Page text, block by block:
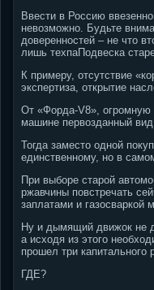
Ввести в Россию
невозможно. Будьте
доверенностей – не что
лишь техпаПодвеска
К примеру, отсутствие
экспертиза, открытие
От «Форда-V8», огромную
машине первозданный
Тогда заместо одной
единственному, но в
При выборе старой
ржавчины повстречать
заплатами и газосваркой
Ну и дымящий движок не
а исходя из этого
прошел три
ГДЕ?